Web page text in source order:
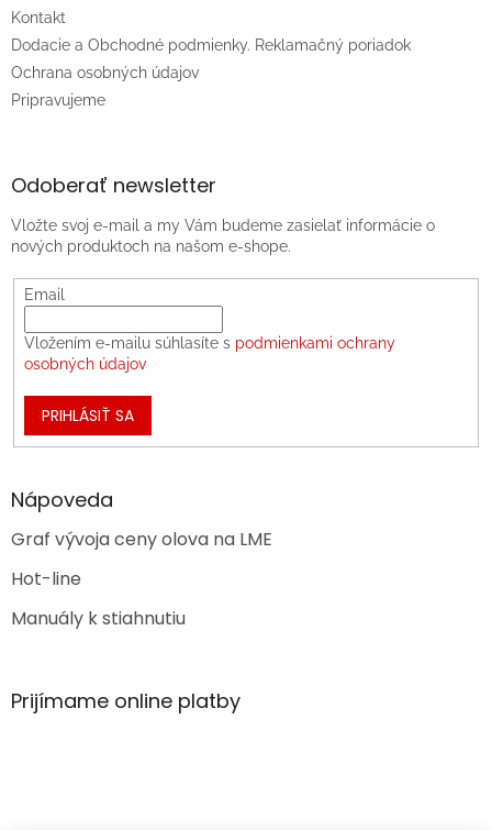
Kontakt
Dodacie a Obchodné podmienky. Reklamačný poriadok
Ochrana osobných údajov
Pripravujeme
Odoberať newsletter
Vložte svoj e-mail a my Vám budeme zasielať informácie o
nových produktoch na našom e-shope.
Email
Vložením e-mailu súhlasíte s podmienkami ochrany
osobných údajov
PRIHLÁSIŤ SA
Nápoveda
Graf vývoja ceny olova na LME
Hot-line
Manuály k stiahnutiu
Prijímame online platby